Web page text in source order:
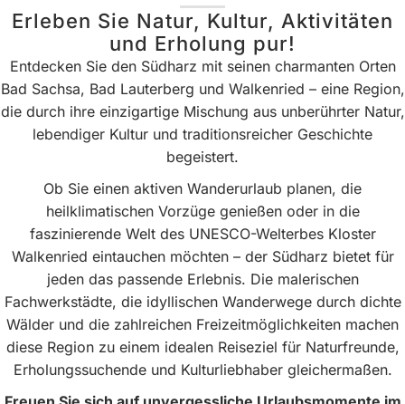
Erleben Sie Natur, Kultur, Aktivitäten
und Erholung pur!
Entdecken Sie den Südharz mit seinen charmanten Orten
Bad Sachsa, Bad Lauterberg und Walkenried – eine Region,
die durch ihre einzigartige Mischung aus unberührter Natur,
lebendiger Kultur und traditionsreicher Geschichte
begeistert.
Ob Sie einen aktiven Wanderurlaub planen, die
heilklimatischen Vorzüge genießen oder in die
faszinierende Welt des UNESCO-Welterbes Kloster
Walkenried eintauchen möchten – der Südharz bietet für
jeden das passende Erlebnis. Die malerischen
Fachwerkstädte, die idyllischen Wanderwege durch dichte
Wälder und die zahlreichen Freizeitmöglichkeiten machen
diese Region zu einem idealen Reiseziel für Naturfreunde,
Erholungssuchende und Kulturliebhaber gleichermaßen.